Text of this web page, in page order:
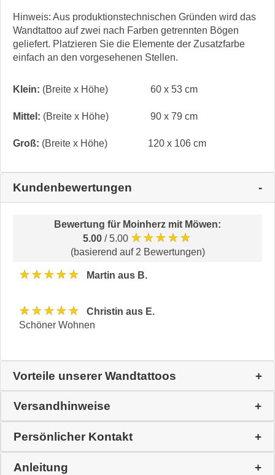
Hinweis: Aus produktionstechnischen Gründen wird das
Wandtattoo auf zwei nach Farben getrennten Bögen
geliefert. Platzieren Sie die Elemente der Zusatzfarbe
einfach an den vorgesehenen Stellen.
Klein: (Breite x Höhe) 60 x 53 cm
Mittel: (Breite x Höhe) 90 x 79 cm
Groß: (Breite x Höhe) 120 x 106 cm
Kundenbewertungen
Bewertung für Moinherz mit Möwen:
5.00 / 5.00 ★★★★★
(basierend auf 2 Bewertungen)
★★★★★ Martin aus B.
★★★★★
Christin aus E.
Schöner Wohnen
Vorteile unserer Wandtattoos
Versandhinweise
Persönlicher Kontakt
Anleitung